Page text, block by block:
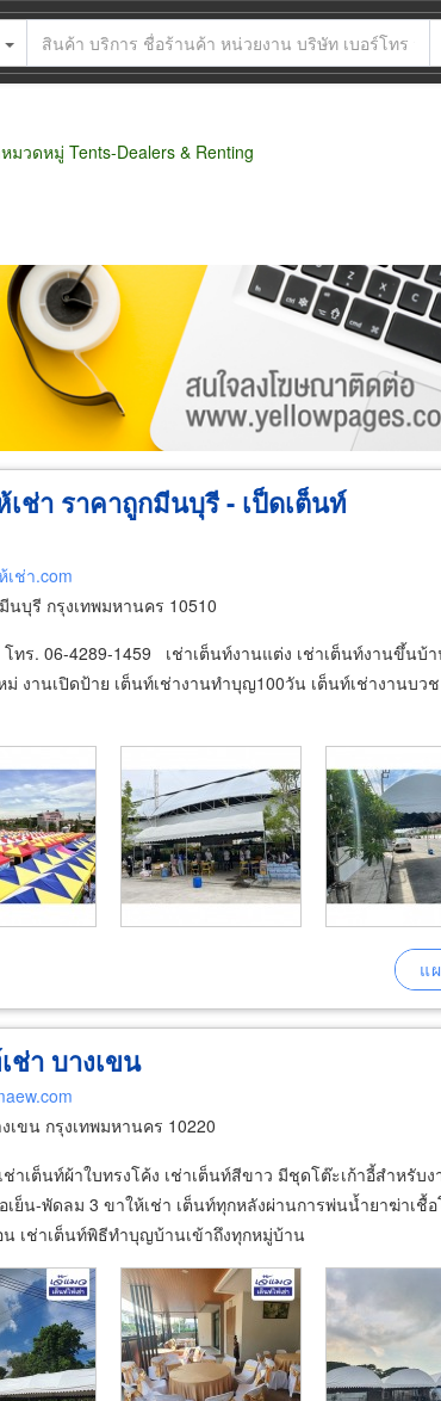
วดหมู่ Tents-Dealers & Renting
ตัวแทนจัดจำหน่าย ผู้ส่งออก/นำเข้า ธุรกิจบริการ
เช่า ราคาถูกมีนบุรี - เป็ดเต็นท์
เช่า.com
บุรี กรุงเทพมหานคร 10510
ทร. 06-4289-1459 เช่าเต็นท์งานแต่ง เช่าเต็นท์งานขึ้นบ้
ม่ งานเปิดป้าย เต็นท์เช่างานทำบุญ100วัน เต็นท์เช่างานบว
ช่า บางเขน
เขน กรุงเทพมหานคร 10220
าเต็นท์ผ้าใบทรงโค้ง เช่าเต็นท์สีขาว มีชุดโต๊ะเก้าอี้สำหรับ
เย็น-พัดลม 3 ขาให้เช่า เต็นท์ทุกหลังผ่านการพ่นน้ำยาฆ่าเชื้
เช่าเต็นท์พิธีทำบุญบ้านเข้าถึงทุกหมู่บ้าน